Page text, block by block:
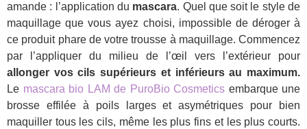
amande : l’application du mascara. Quel que soit le style de
maquillage que vous ayez choisi, impossible de déroger à
ce produit phare de votre trousse à maquillage. Commencez
par l’appliquer du milieu de l’œil vers l’extérieur pour
allonger vos cils supérieurs et inférieurs au maximum.
Le mascara bio LAM de PuroBio Cosmetics embarque une
brosse effilée à poils larges et asymétriques pour bien
maquiller tous les cils, même les plus fins et les plus courts.